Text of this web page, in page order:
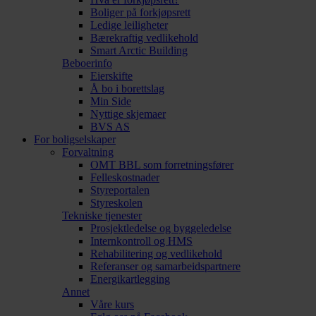
Boliger på forkjøpsrett
Ledige leiligheter
Bærekraftig vedlikehold
Smart Arctic Building
Beboerinfo
Eierskifte
Å bo i borettslag
Min Side
Nyttige skjemaer
BVS AS
For boligselskaper
Forvaltning
OMT BBL som forretningsfører
Felleskostnader
Styreportalen
Styreskolen
Tekniske tjenester
Prosjektledelse og byggeledelse
Internkontroll og HMS
Rehabilitering og vedlikehold
Referanser og samarbeidspartnere
Energikartlegging
Annet
Våre kurs